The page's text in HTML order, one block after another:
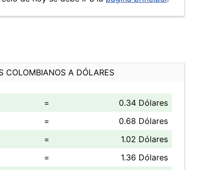
COLOMBIANOS A DÓLARES
=
0.34 Dólares
=
0.68 Dólares
=
1.02 Dólares
=
1.36 Dólares